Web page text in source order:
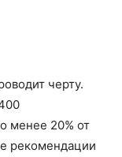
черту.
менее 20% от
рекомендации